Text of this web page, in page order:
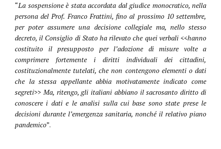
“La sospensione è stata accordata dal giudice monocratico, nella
persona del Prof. Franco Frattini, fino al prossimo 10 settembre,
per poter assumere una decisione collegiale ma, nello stesso
decreto, il Consiglio di Stato ha rilevato che quei verbali <<hanno
costituito il presupposto per l’adozione di misure volte a
comprimere fortemente i diritti individuali dei cittadini,
costituzionalmente tutelati, che non contengono elementi o dati
che la stessa appellante abbia motivatamente indicato come
segreti>> Ma, ritengo, gli italiani abbiano il sacrosanto diritto di
conoscere i dati e le analisi sulla cui base sono state prese le
decisioni durante l’emergenza sanitaria, nonché il relativo piano
pandemico”.